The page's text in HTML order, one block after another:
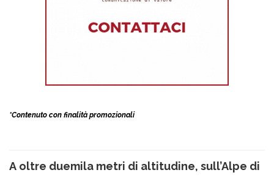
*Contenuto con finalità promozionali
A oltre duemila metri di altitudine, sull’Alpe di